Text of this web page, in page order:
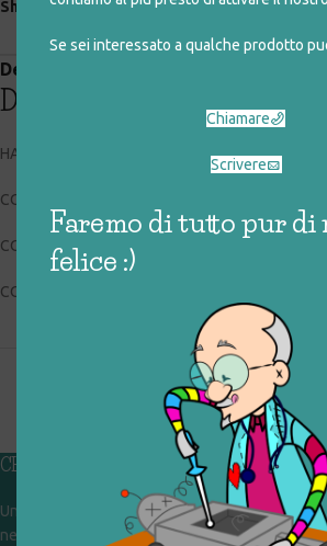
Se sei interessato a qualche prodotto
Chiamare
Scrivere
Faremo di tutto pur
felice :)
Share:
Descrizione
Descrizione
HASBRO 0118.E4304.103
CODICE RIGIOCATTOLO: 019_0_133
CONDIZIONI: buone (poco usato)
COLLOCAZIONE: EXP
CHI SIAMO
Un gruppo di volontari che sognano di diventare
nel frattempo ricevono in dono giocattoli, li